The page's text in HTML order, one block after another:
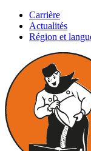
Carrière
Actualités
Région et